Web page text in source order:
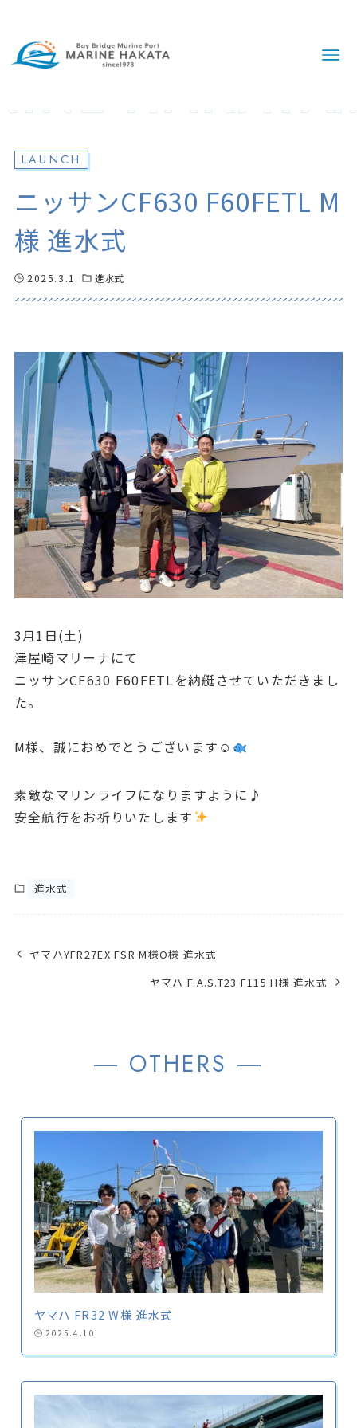
LAUNCH
ニッサンCF630 F60FETL M
様 進水式
2025.3.1 進水式
3月1日(土)
津屋崎マリーナにて
ニッサンCF630 F60FETLを納艇させていただきまし
た。
M様、誠におめでとうございます☺
素敵なマリンライフになりますように♪
安全航行をお祈りいたします
進水式
ヤマハYFR27EX FSR M様O様 進水式
ヤマハ F.A.S.T23 F115 H様 進水式
― OTHERS ―
ヤマハ FR32 W様 進水式
2025.4.10